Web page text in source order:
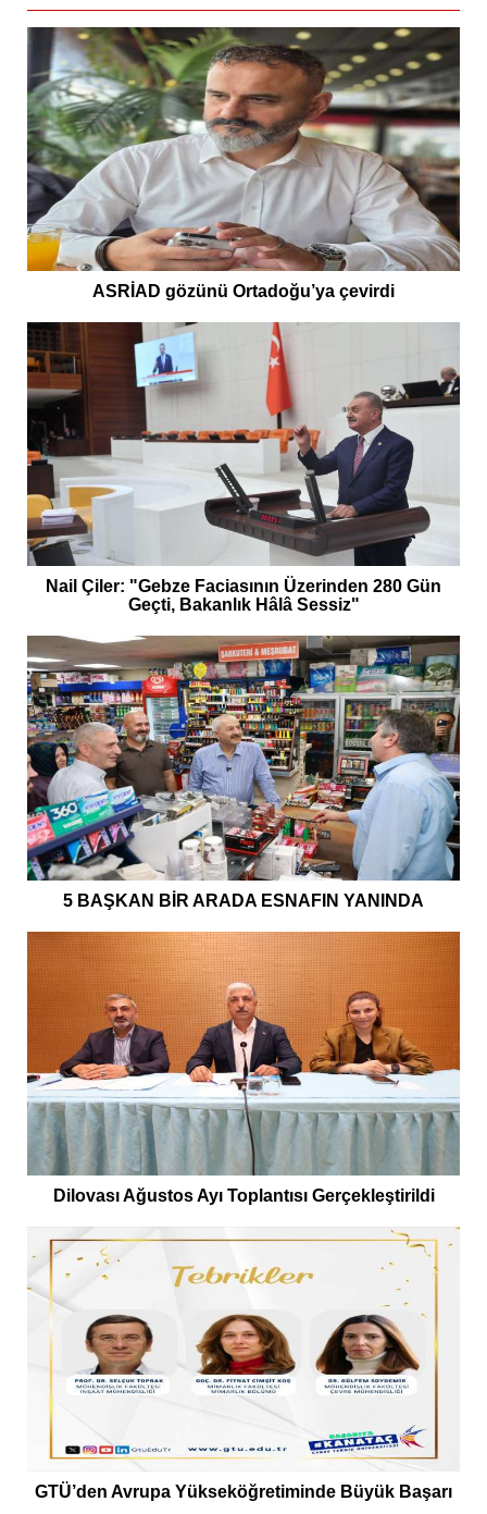
ASRİAD gözünü Ortadoğu’ya çevirdi
Nail Çiler: "Gebze Faciasının Üzerinden 280 Gün
Geçti, Bakanlık Hâlâ Sessiz"
5 BAŞKAN BİR ARADA ESNAFIN YANINDA
Dilovası Ağustos Ayı Toplantısı Gerçekleştirildi
GTÜ’den Avrupa Yükseköğretiminde Büyük Başarı